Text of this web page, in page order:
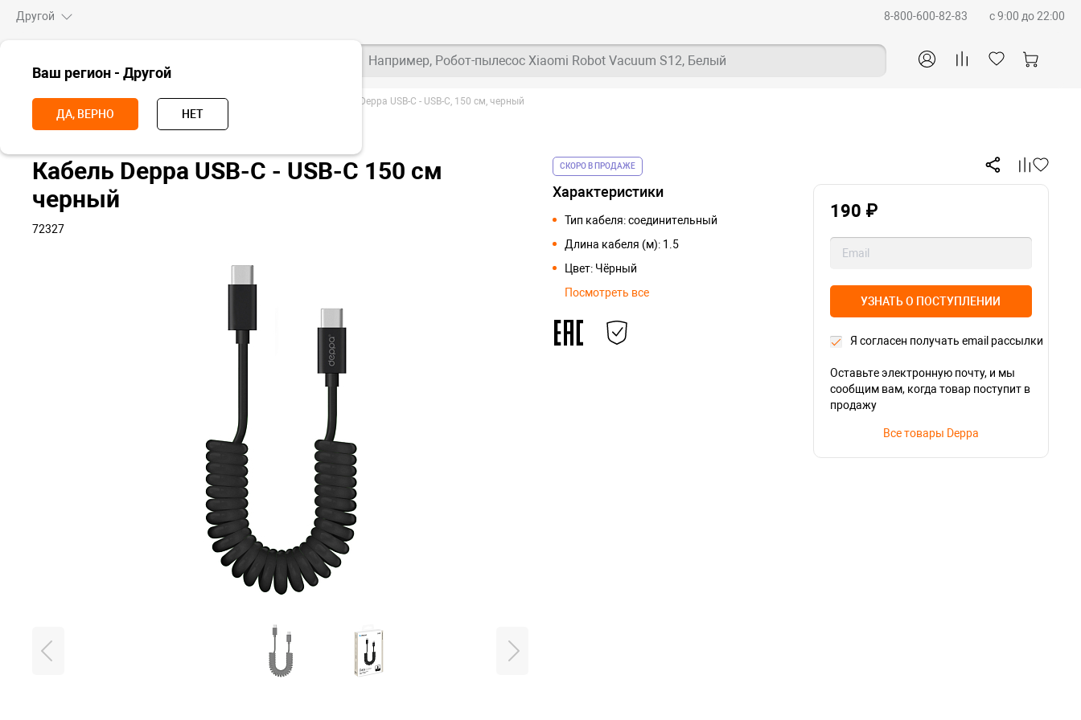
Другой
Ваш регион - Другой
ДА, ВЕРНО НЕТ
8-800-600-82-83 c 9:00 до 22:00
Например, Робот-пылесос Xiaomi Robot Vacuum S12, Белый
Главная Аксессуары Кабели, адаптеры и переходники Кабель Deppa USB-C - USB-C, 150 см, черный
Кабель Deppa USB-C - USB-C 150 см
черный
72327
СКОРО В ПРОДАЖЕ
Характеристики
Тип кабеля: соединительный
Длина кабеля (м): 1.5
Цвет: Чёрный
Посмотреть все
190 ₽
УЗНАТЬ О ПОСТУПЛЕНИИ
Я согласен получать email рассылки
Оставьте электронную почту, и мы
сообщим вам, когда товар поступит в
продажу
Все товары Deppa